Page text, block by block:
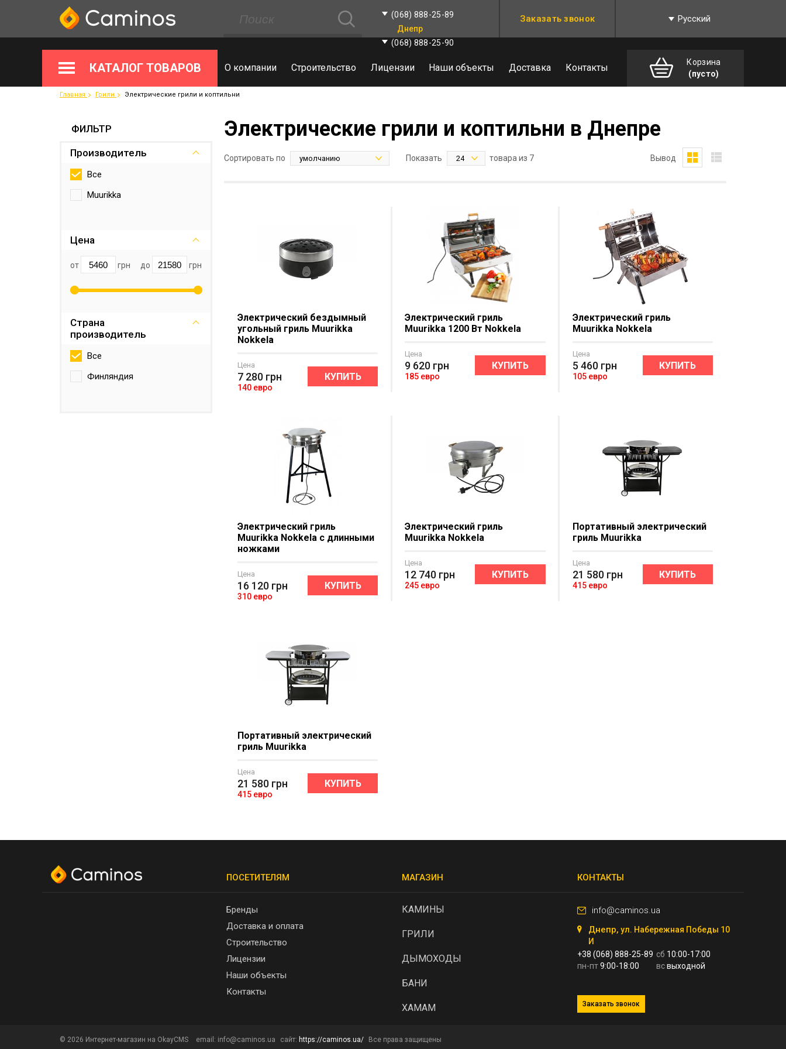
(068) 888-25-89
Днепр
(068) 888-25-90
Заказать звонок Русский
КАТАЛОГ ТОВАРОВ О компании Строительство Лицензии Наши объекты Доставка Контакты
Корзина
(пусто)
Главная Грили Электрические грили и коптильни
ФИЛЬТР
Производитель
Все
Muurikka
Цена
от грн до грн
Страна
производитель
Все
Финляндия
Электрические грили и коптильни в Днепре
Сортировать по Показать товара из 7 Вывод
Электрический бездымный
угольный гриль Muurikka
Nokkela
Цена
7 280 грн
140 евро
КУПИТЬ
Электрический гриль
Muurikka 1200 Вт Nokkela
Цена
9 620 грн
185 евро
КУПИТЬ
Электрический гриль
Muurikka Nokkela
Цена
5 460 грн
105 евро
КУПИТЬ
Электрический гриль
Muurikka Nokkela с длинными
ножками
Цена
16 120 грн
310 евро
КУПИТЬ
Электрический гриль
Muurikka Nokkela
Цена
12 740 грн
245 евро
КУПИТЬ
Портативный электрический
гриль Muurikka
Цена
21 580 грн
415 евро
КУПИТЬ
Портативный электрический
гриль Muurikka
Цена
21 580 грн
415 евро
КУПИТЬ
ПОСЕТИТЕЛЯМ
Бренды
Доставка и оплата
Строительство
Лицензии
Наши объекты
Контакты
МАГАЗИН
КАМИНЫ
ГРИЛИ
ДЫМОХОДЫ
БАНИ
ХАМАМ
КОНТАКТЫ
info@caminos.ua
Днепр, ул. Набережная Победы 10
И
+38 (068) 888-25-89
пн-пт9:00-18:00
сб 10:00-17:00
всвыходной
Заказать звонок
© 2026 Интернет-магазин на OkayCMS email: info@caminos.ua сайт: https://caminos.ua/ Все права защищены